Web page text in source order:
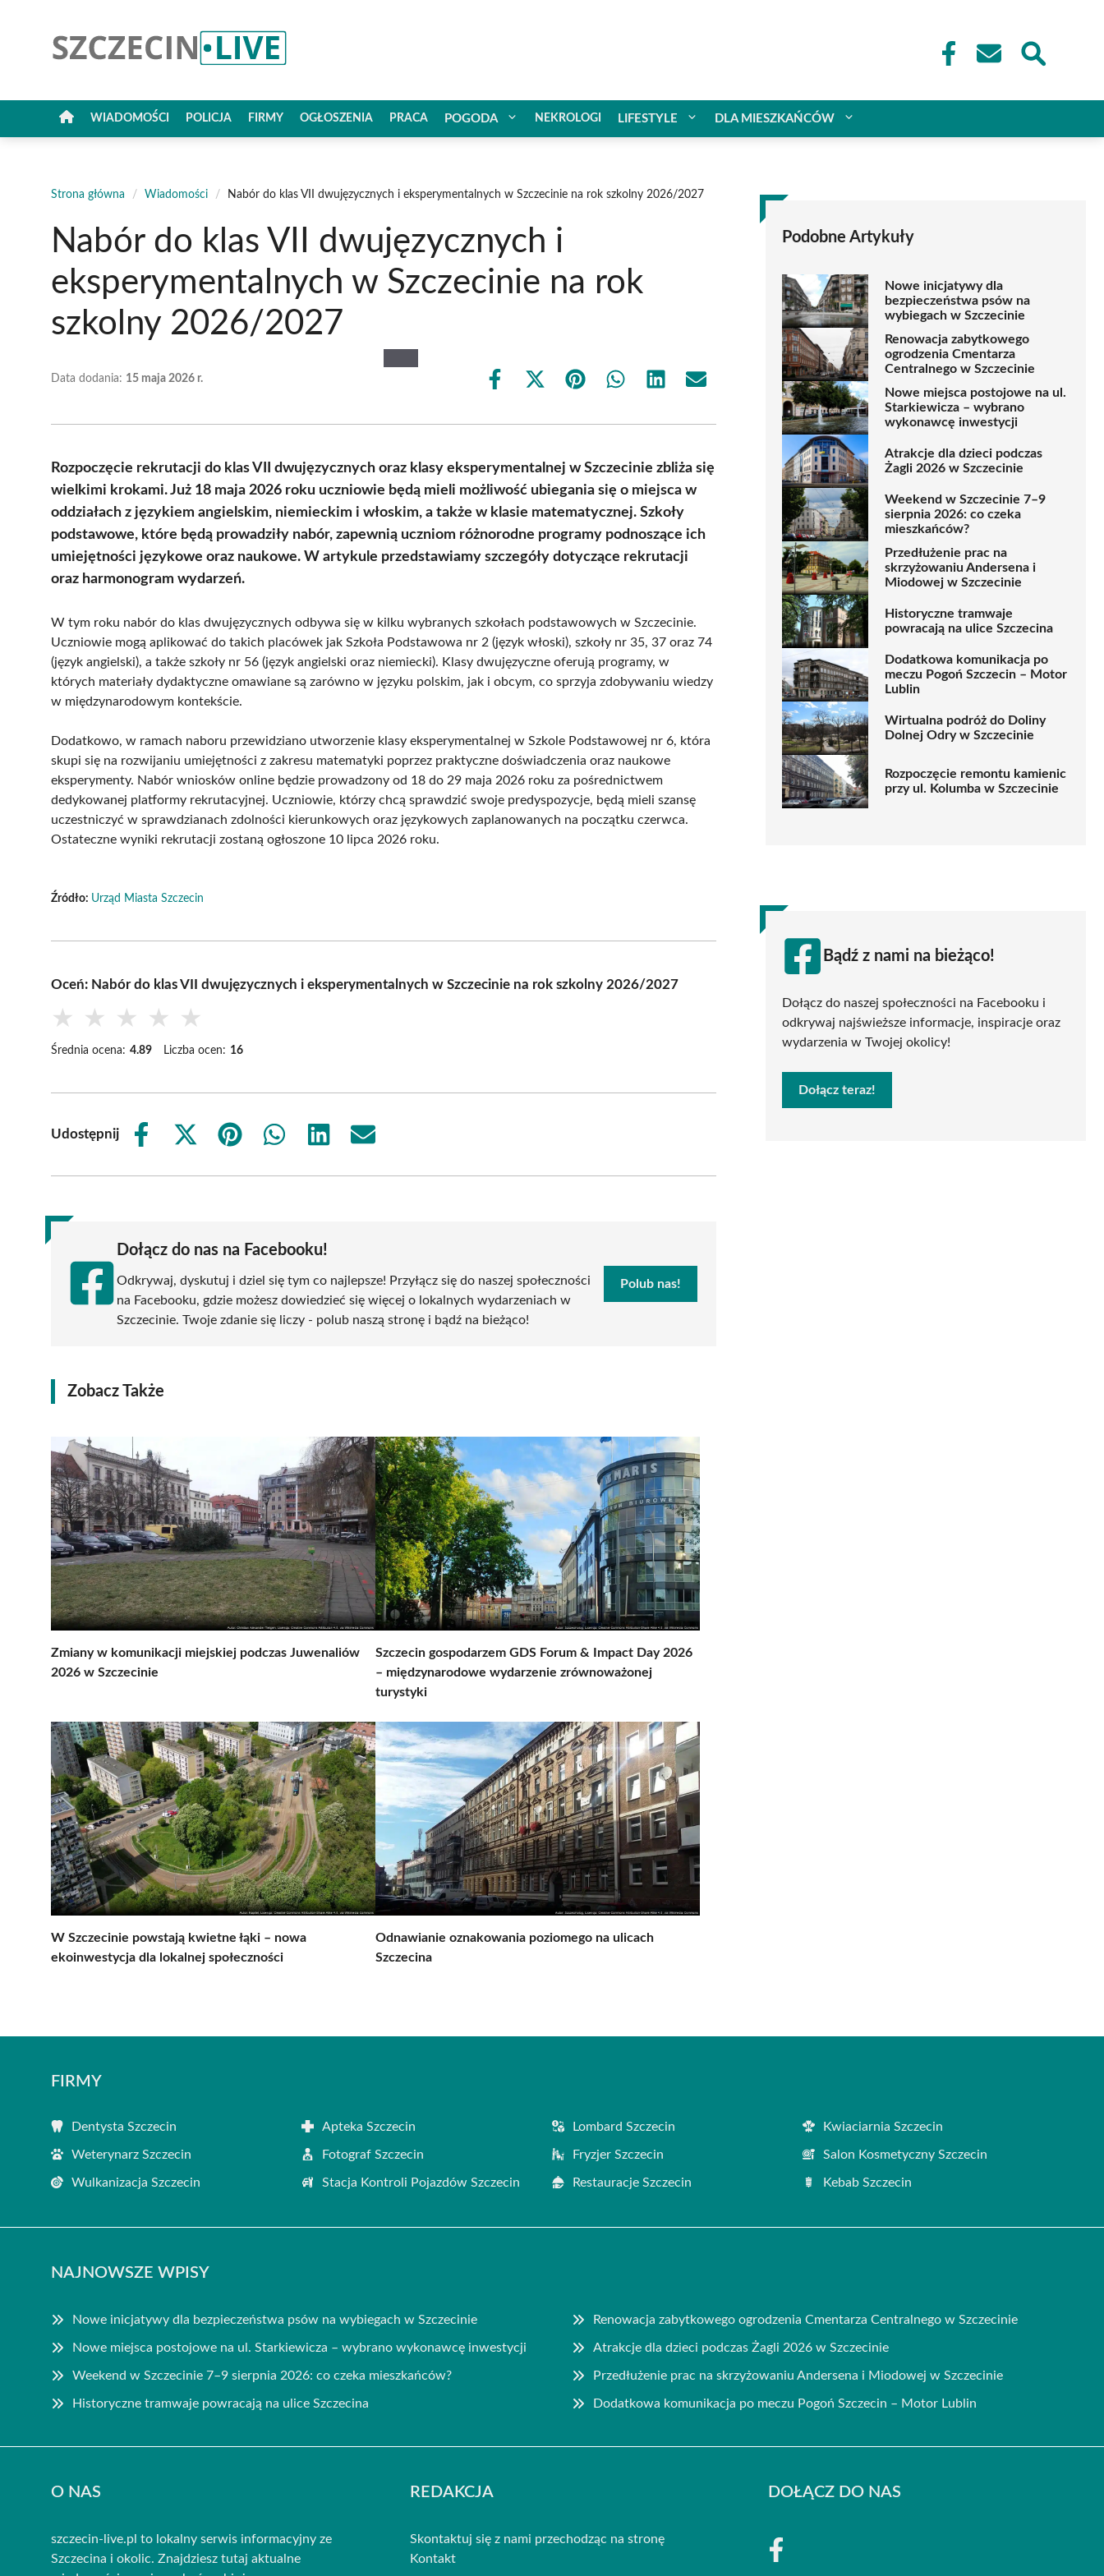
WIADOMOŚCI POLICJA FIRMY OGŁOSZENIA PRACA POGODA NEKROLOGI LIFESTYLE DLA MIESZKAŃCÓW
Strona główna / Wiadomości / Nabór do klas VII dwujęzycznych i eksperymentalnych w Szczecinie na rok szkolny 2026/2027
Nabór do klas VII dwujęzycznych i
eksperymentalnych w Szczecinie na rok
szkolny 2026/2027
Data dodania: 15 maja 2026 r.
Share
Share
(Twitter)
Share Share Share Share
Rozpoczęcie rekrutacji do klas VII dwujęzycznych oraz klasy eksperymentalnej w Szczecinie zbliża się
wielkimi krokami. Już 18 maja 2026 roku uczniowie będą mieli możliwość ubiegania się o miejsca w
oddziałach z językiem angielskim, niemieckim i włoskim, a także w klasie matematycznej. Szkoły
podstawowe, które będą prowadziły nabór, zapewnią uczniom różnorodne programy podnoszące ich
umiejętności językowe oraz naukowe. W artykule przedstawiamy szczegóły dotyczące rekrutacji
oraz harmonogram wydarzeń.
W tym roku nabór do klas dwujęzycznych odbywa się w kilku wybranych szkołach podstawowych w Szczecinie.
Uczniowie mogą aplikować do takich placówek jak Szkoła Podstawowa nr 2 (język włoski), szkoły nr 35, 37 oraz 74
(język angielski), a także szkoły nr 56 (język angielski oraz niemiecki). Klasy dwujęzyczne oferują programy, w
których materiały dydaktyczne omawiane są zarówno w języku polskim, jak i obcym, co sprzyja zdobywaniu wiedzy
w międzynarodowym kontekście.
Dodatkowo, w ramach naboru przewidziano utworzenie klasy eksperymentalnej w Szkole Podstawowej nr 6, która
skupi się na rozwijaniu umiejętności z zakresu matematyki poprzez praktyczne doświadczenia oraz naukowe
eksperymenty. Nabór wniosków online będzie prowadzony od 18 do 29 maja 2026 roku za pośrednictwem
dedykowanej platformy rekrutacyjnej. Uczniowie, którzy chcą sprawdzić swoje predyspozycje, będą mieli szansę
uczestniczyć w sprawdzianach zdolności kierunkowych oraz językowych zaplanowanych na początku czerwca.
Ostateczne wyniki rekrutacji zostaną ogłoszone 10 lipca 2026 roku.
Źródło: Urząd Miasta Szczecin
Oceń: Nabór do klas VII dwujęzycznych i eksperymentalnych w Szczecinie na rok szkolny 2026/2027
★ ★ ★ ★ ★
Średnia ocena: 4.89 Liczba ocen: 16
Udostępnij
Share
Share
(Twitter)
Share
Share
Share
Share
Dołącz do nas na Facebooku!
Odkrywaj, dyskutuj i dziel się tym co najlepsze! Przyłącz się do naszej społeczności
na Facebooku, gdzie możesz dowiedzieć się więcej o lokalnych wydarzeniach w
Szczecinie. Twoje zdanie się liczy - polub naszą stronę i bądź na bieżąco!
Polub nas!
Zobacz Także
Zmiany w komunikacji miejskiej podczas Juwenaliów
2026 w Szczecinie
Szczecin gospodarzem GDS Forum & Impact Day 2026
– międzynarodowe wydarzenie zrównoważonej
turystyki
W Szczecinie powstają kwietne łąki – nowa
ekoinwestycja dla lokalnej społeczności
Odnawianie oznakowania poziomego na ulicach
Szczecina
Podobne Artykuły
Nowe inicjatywy dla
bezpieczeństwa psów na
wybiegach w Szczecinie
Renowacja zabytkowego
ogrodzenia Cmentarza
Centralnego w Szczecinie
Nowe miejsca postojowe na ul.
Starkiewicza – wybrano
wykonawcę inwestycji
Atrakcje dla dzieci podczas
Żagli 2026 w Szczecinie
Weekend w Szczecinie 7–9
sierpnia 2026: co czeka
mieszkańców?
Przedłużenie prac na
skrzyżowaniu Andersena i
Miodowej w Szczecinie
Historyczne tramwaje
powracają na ulice Szczecina
Dodatkowa komunikacja po
meczu Pogoń Szczecin – Motor
Lublin
Wirtualna podróż do Doliny
Dolnej Odry w Szczecinie
Rozpoczęcie remontu kamienic
przy ul. Kolumba w Szczecinie
Bądź z nami na bieżąco!
Dołącz do naszej społeczności na Facebooku i
odkrywaj najświeższe informacje, inspiracje oraz
wydarzenia w Twojej okolicy!
Dołącz teraz!
FIRMY
Dentysta Szczecin Apteka Szczecin Lombard Szczecin Kwiaciarnia Szczecin
Weterynarz Szczecin Fotograf Szczecin Fryzjer Szczecin Salon Kosmetyczny Szczecin
Wulkanizacja Szczecin Stacja Kontroli Pojazdów Szczecin Restauracje Szczecin Kebab Szczecin
NAJNOWSZE WPISY
Nowe inicjatywy dla bezpieczeństwa psów na wybiegach w Szczecinie Renowacja zabytkowego ogrodzenia Cmentarza Centralnego w Szczecinie
Nowe miejsca postojowe na ul. Starkiewicza – wybrano wykonawcę inwestycji Atrakcje dla dzieci podczas Żagli 2026 w Szczecinie
Weekend w Szczecinie 7–9 sierpnia 2026: co czeka mieszkańców? Przedłużenie prac na skrzyżowaniu Andersena i Miodowej w Szczecinie
Historyczne tramwaje powracają na ulice Szczecina Dodatkowa komunikacja po meczu Pogoń Szczecin – Motor Lublin
O NAS
szczecin-live.pl to lokalny serwis informacyjny ze
Szczecina i okolic. Znajdziesz tutaj aktualne
REDAKCJA
Skontaktuj się z nami przechodząc na stronę
Kontakt
DOŁĄCZ DO NAS